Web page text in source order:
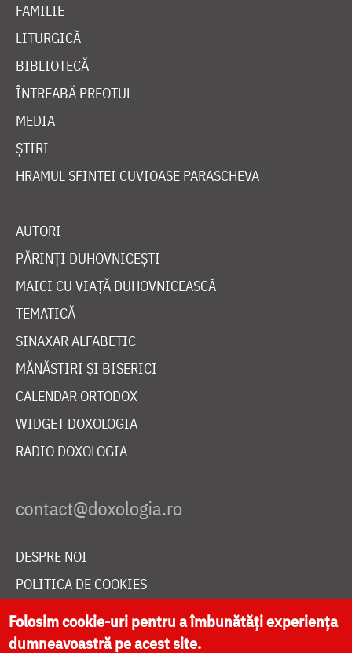
FAMILIE
LITURGICĂ
BIBLIOTECĂ
ÎNTREABĂ PREOTUL
MEDIA
ȘTIRI
HRAMUL SFINTEI CUVIOASE PARASCHEVA
AUTORI
PĂRINȚI DUHOVNICEȘTI
MAICI CU VIAȚĂ DUHOVNICEASCĂ
TEMATICĂ
SINAXAR ALFABETIC
MĂNĂSTIRI ȘI BISERICI
CALENDAR ORTODOX
WIDGET DOXOLOGIA
RADIO DOXOLOGIA
DESPRE NOI
POLITICA DE COOKIES
DONEAZĂ ONLINE PENTRU CATEDRALA NAȚIONALĂ
Folosim cookie-uri pentru a îmbunătăți experiența
dumneavoastră pe acest site.